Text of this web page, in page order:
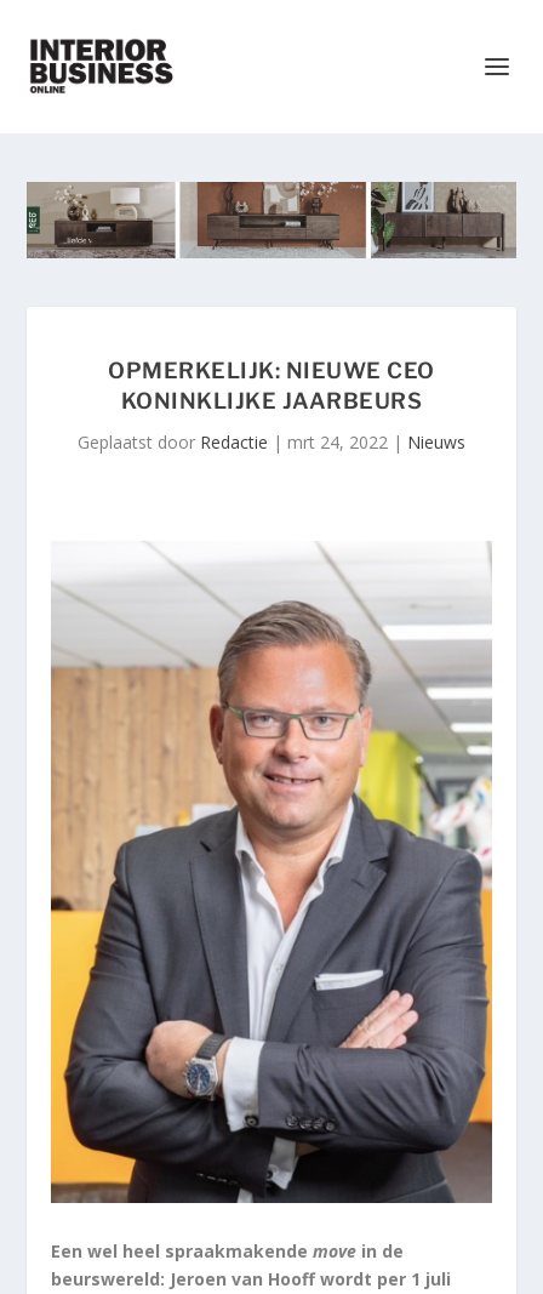
OPMERKELIJK: NIEUWE CEO
KONINKLIJKE JAARBEURS
Geplaatst door Redactie | mrt 24, 2022 | Nieuws
Een wel heel spraakmakendemove in de
beurswereld: Jeroen van Hooff wordt per 1 juli